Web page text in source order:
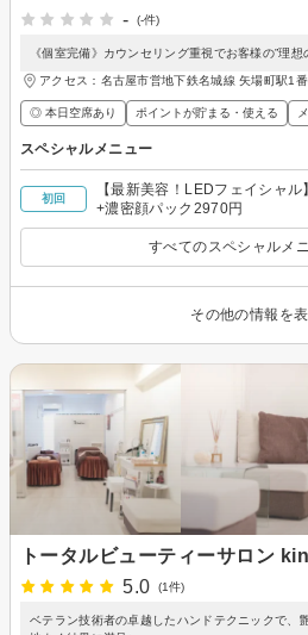
-
(-件)
《個室完備》カウンセリング重視でお客様の”理想
アクセス：名古屋市営地下鉄名城線 矢場町駅1
◎ 本日空席あり ポイントが貯まる・使える
スペシャルメニュー
初回
【最新美容！LEDフェイシャ
+濃密顔パック2970円
すべてのスペシャルメ
その他の情報を
トータルビューティーサロン
5.0
(1件)
ベテラン技術者の卓越したハンドテクニックで